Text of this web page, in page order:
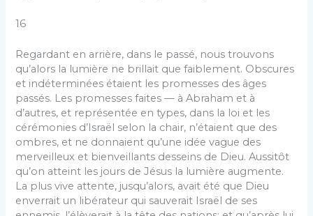
16
Regardant en arrière, dans le passé, nous trouvons
qu’alors la lumière ne brillait que faiblement. Obscures
et indéterminées étaient les promesses des âges
passés. Les promesses faites — à Abraham et à
d’autres, et représentée en types, dans la loi et les
cérémonies d’Israël selon la chair, n’étaient que des
ombres, et ne donnaient qu’une idée vague des
merveilleux et bienveillants desseins de Dieu. Aussitôt
qu’on atteint les jours de Jésus la lumière augmente.
La plus vive attente, jusqu’alors, avait été que Dieu
enverrait un libérateur qui sauverait Israël de ses